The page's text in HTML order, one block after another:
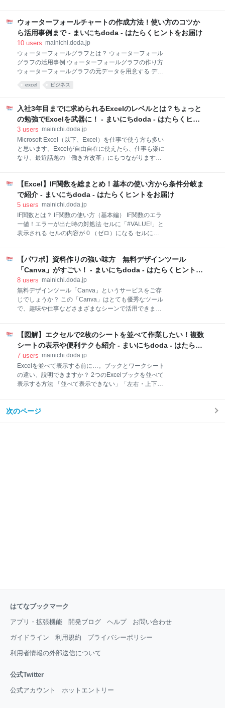
結合」で生じるデメリットを2つ答えなさい。 【中級
編】 Q1〜3. 何を意味するショートカットでしょう
か？ Q4. セルか
知識をチェックその1 Excel練習問題⑥！上級のExcel
知識をチェックその2 Excel上級者を目指すならMOS
資格を受験するのもおすすめ あなたのExcelレベルは
どれくらいでしたか？ 【初級・中級レベルはこちら】
【Excel】あなたのExcelレベルはどれくらい？ 初級・
中級編 Excelレベルチェック練習問題 【上級】 上級
なたはかなりのExcel上級者！ Excel練習問題①！上級
力する Q2：S
ウォーターフォールチャートの作成方法！使い方のコツか
ら活用事例まで - まいにちdoda - はたらくヒントをお届け
10 users mainichi.doda.jp
ウォーターフォールグラフとは？ ウォーターフォール
グラフの活用事例 ウォーターフォールグラフの作り方
ウォーターフォールグラフの元データを用意する デー
入する ウォーターフォールグラフ作成の肝！「合計と
ーンを簡単にそろえられる ウォーターフォールグラフ
は「目盛りの設定」が弱い ウォーターフォールグラフ
はパワーポイントでも作成できる まとめ｜人と差がつ
フとは？ ウォーターフォールグラフは、数字の増減を
ビジュアル的にわかりやすく表現できるのが特徴で
す。 見た目が滝のように見えることからこの名前がつ
フ」「滝チャート」とも呼ばれています。数字の根
拠、構成などを説明するのに適しているため、プレゼ
ンでよく用いら
excel ビジネス
入社3年目までに求められるExcelのレベルとは？ちょっと
の勉強でExcelを武器に！ - まいにちdoda - はたらくヒン
トをお届け
3 users mainichi.doda.jp
Microsoft Excel（以下、Excel）を仕事で使う方も多い
と思います。Excelが自由自在に使えたら、仕事も楽に
なり、最近話題の「働き方改革」にもつながりますよ
なかなか上達しない」 「若手社員はどんなExcelスキ
ルを身につけたらいいの？」 といった疑問やお悩みを
解決すべく、入社3年目までに覚えておきたいExcelス
キルを紹介したいと思います。 ※こちらの記事でご紹
介している内容は、あくまで目安となります。求めら
れるExcelスキルは業種や職種によっても異なります。
いいでしょう。 たとえば、勤務時間のうちExcelでの
作業を毎日1時間するとします。年間の営業日
【Excel】IF関数を総まとめ！基本の使い方から条件分岐ま
で紹介 - まいにちdoda - はたらくヒントをお届け
5 users mainichi.doda.jp
IF関数とは？ IF関数の使い方（基本編） IF関数のエラ
ー値！エラーが出た時の対処法 セルに「#VALUE!」と
表示される セルの内容が 0 （ゼロ）になる セルに
を空白にする方法 AND・OR関数と組み合わせて複数
条件を指定 MID関数とLEFT関数を組み合わせて文字を
抽出 IF関数を複数回使って複数条件を指定する（ネス
ト・入れ子構造） 「条件付き書式」で条件に合わせて
セルに色付けする方法 IF関数に関連する関数の種類を
一挙に解説 3つ以上の複数条件を指定｜IFS 条件を満
を抽出｜MAXIFS・MINIFS エラー時に表示させる値を
指定｜IFERROR 期間内の年数・月数・日
【パワポ】資料作りの強い味方 無料デザインツール
「Canva」がすごい！ - まいにちdoda - はたらくヒントを
お届け
8 users mainichi.doda.jp
無料デザインツール「Canva」というサービスをご存
じでしょうか？ この「Canva」はとても優秀なツール
で、趣味や仕事などさまざまなシーンで活用できま
かりやすくお伝えしていきます。 無料デザインツール
「Canva」とは？ 「Canva」はオーストラリア発祥の
Webサービス。2013年からサービスが提供され、日本
版「Canva」は2017年にリリースされました。デザイ
ンツールと言えばPhotoshopやIllustratorが有名です
が、「Canva」がそれらと異なるのは無料で使える点
まざまな種類の制作物を作ることができます（一部有
【図解】エクセルで2枚のシートを並べて作業したい！複数
シートの表示や便利テクも紹介 - まいにちdoda - はたらく
ヒントをお届け
7 users mainichi.doda.jp
Excelを並べて表示する前に…。ブックとワークシート
の違い、説明できますか？ 2つのExcelブックを並べて
表示する方法 「並べて表示できない」「左右・上下を
示する方法 Excelを並べて表示させ、2つのウィンドウ
次のページ
はてなブックマーク
アプリ・拡張機能 開発ブログ ヘルプ お問い合わせ
ガイドライン 利用規約 プライバシーポリシー
利用者情報の外部送信について
公式Twitter
公式アカウント ホットエントリー